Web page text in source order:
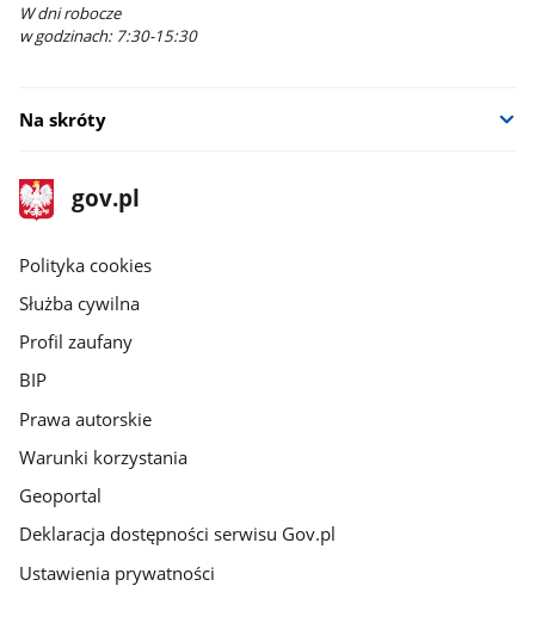
W dni robocze
w godzinach: 7:30-15:30
Na skróty
stopka
gov.pl
Strona
gov.pl
gov.pl
Polityka cookies
Służba cywilna
Profil zaufany
BIP
Prawa autorskie
Warunki korzystania
Geoportal
Deklaracja dostępności serwisu Gov.pl
Ustawienia prywatności